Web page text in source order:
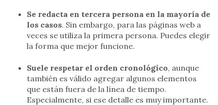
Se redacta en tercera persona en la mayoría de
los casos. Sin embargo, para las páginas web a
veces se utiliza la primera persona. Puedes elegir
la forma que mejor funcione.
Suele respetar el orden cronológico, aunque
también es válido agregar algunos elementos
que están fuera de la línea de tiempo.
Especialmente, si ese detalle es muy importante.